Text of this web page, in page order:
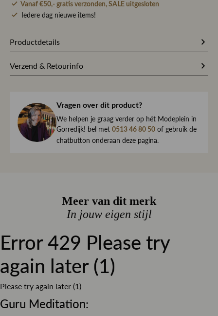
Vanaf €50,- gratis verzonden, SALE uitgesloten
Iedere dag nieuwe items!
Productdetails
Kleur Wit
Diameter
15 cm
Hoogte
16 cm
Verzend & Retourinfo
haar direct naar je toe.
We begrijpen maar al te goed dat het kan gebeuren dat
een item toch niet helemaal naar wens is. Daarom ben je
altijd welkom om ieder artikel eerst te passen op ons
de winkel is dat altijd gratis. Lees hier meer over ruilen en
Lees meer over bezorgen, ruilen en retourneren
Vragen over dit product?
We helpen je graag verder op hét Modeplein in
Gorredijk! bel met 0513 46 80 50 of gebruik de
chatbutton onderaan deze pagina.
Meer van dit merk
In jouw eigen stijl
Error 429 Please try
again later (1)
Please try again later (1)
Guru Meditation: